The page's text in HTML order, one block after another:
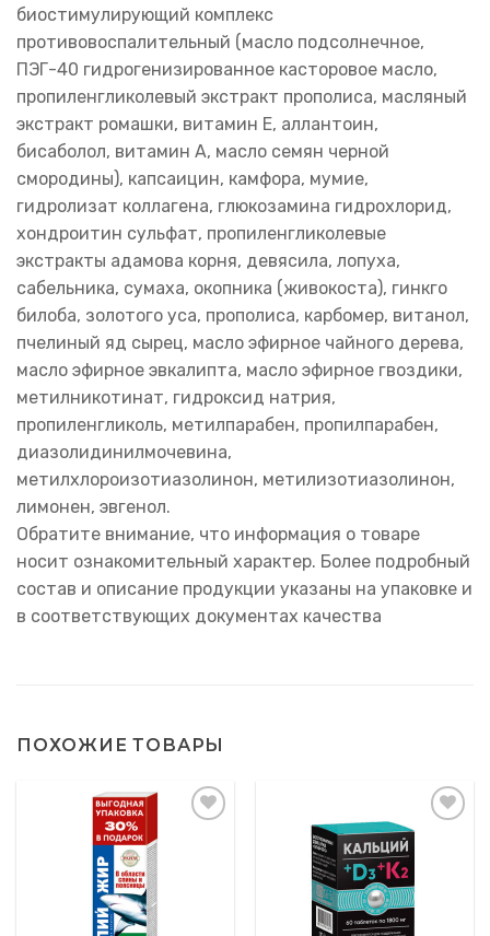
биостимулирующий комплекс
противовоспалительный (масло подсолнечное,
ПЭГ-40 гидрогенизированное касторовое масло,
пропиленгликолевый экстракт прополиса, масляный
экстракт ромашки, витамин Е, аллантоин,
бисаболол, витамин А, масло семян черной
смородины), капсаицин, камфора, мумие,
гидролизат коллагена, глюкозамина гидрохлорид,
хондроитин сульфат, пропиленгликолевые
экстракты адамова корня, девясила, лопуха,
сабельника, сумаха, окопника (живокоста), гинкго
билоба, золотого уса, прополиса, карбомер, витанол,
пчелиный яд сырец, масло эфирное чайного дерева,
масло эфирное эвкалипта, масло эфирное гвоздики,
метилникотинат, гидроксид натрия,
пропиленгликоль, метилпарабен, пропилпарабен,
диазолидинилмочевина,
метилхлороизотиазолинон, метилизотиазолинон,
лимонен, эвгенол.
Обратите внимание, что информация о товаре
носит ознакомительный характер. Более подробный
состав и описание продукции указаны на упаковке и
в соответствующих документах качества
ПОХОЖИЕ ТОВАРЫ